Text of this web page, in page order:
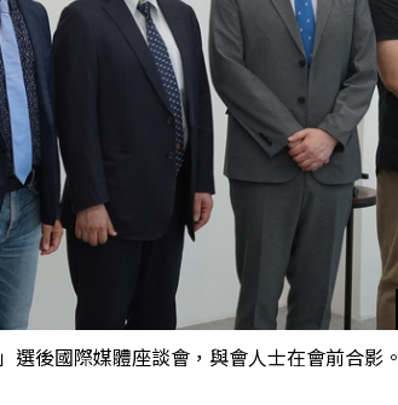
選後國際媒體座談會，與會人士在會前合影。